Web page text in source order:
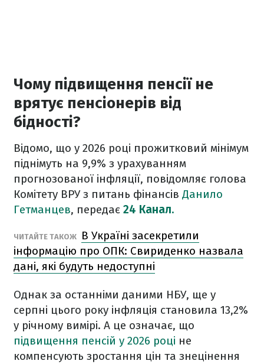
Чому підвищення пенсії не
врятує пенсіонерів від
бідності?
Відомо, що у 2026 році прожитковий мінімум
піднімуть на 9,9% з урахуванням
прогнозованої інфляції, повідомляє голова
Комітету ВРУ з питань фінансів Данило
Гетманцев, передає 24 Канал.
ЧИТАЙТЕ ТАКОЖ
В Україні засекретили
інформацію про ОПК: Свириденко назвала
дані, які будуть недоступні
Однак за останніми даними НБУ, ще у
серпні цього року інфляція становила 13,2%
у річному вимірі. А це означає, що
підвищення пенсій у 2026 році не
компенсують зростання цін та знецінення